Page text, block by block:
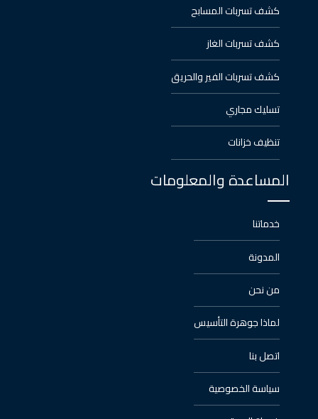
كشف تسربات المسابح
كشف تسربات الغاز
كشف تسربات الفير والحريق
تسليك مجاري
تنظيف خزانات
المساعدة والمعلومات
خدماتنا
المدونة
من نحن
لماذا جوهرة التأسيس
اتصل بنا
سياسة الخصوصية